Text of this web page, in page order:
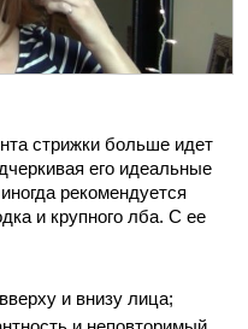
стрижки больше идет
его идеальные
рекомендуется
и крупного лба. С ее
и внизу лица;